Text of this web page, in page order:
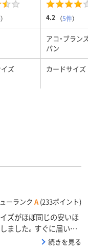
） 4.2 （5件）
アコ・ブラン
パン
ズ カードサイズ
ーランク A (233ポイント)
ズがほぼ同じの安いほ
ました。すぐに届いて
続きを見る